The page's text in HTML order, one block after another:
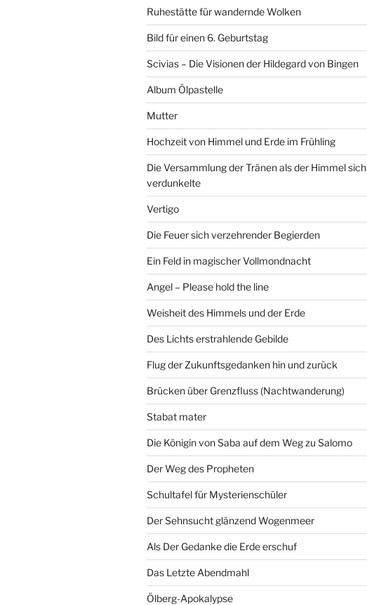
Ruhestätte für wandernde Wolken
Bild für einen 6. Geburtstag
Scivias – Die Visionen der Hildegard von Bingen
Album Ölpastelle
Mutter
Hochzeit von Himmel und Erde im Frühling
Die Versammlung der Tränen als der Himmel sich
verdunkelte
Vertigo
Die Feuer sich verzehrender Begierden
Ein Feld in magischer Vollmondnacht
Angel – Please hold the line
Weisheit des Himmels und der Erde
Des Lichts erstrahlende Gebilde
Flug der Zukunftsgedanken hin und zurück
Brücken über Grenzfluss (Nachtwanderung)
Stabat mater
Die Königin von Saba auf dem Weg zu Salomo
Der Weg des Propheten
Schultafel für Mysterienschüler
Der Sehnsucht glänzend Wogenmeer
Als Der Gedanke die Erde erschuf
Das Letzte Abendmahl
Ölberg-Apokalypse